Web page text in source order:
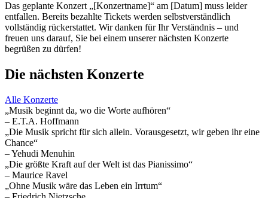
Das geplante Konzert „[Konzertname]“ am [Datum] muss leider
entfallen. Bereits bezahlte Tickets werden selbstverständlich
vollständig rückerstattet. Wir danken für Ihr Verständnis – und
freuen uns darauf, Sie bei einem unserer nächsten Konzerte
begrüßen zu dürfen!
Die nächsten Konzerte
Alle Konzerte
„Musik beginnt da, wo die Worte aufhören“
– E.T.A. Hoffmann
„Die Musik spricht für sich allein. Vorausgesetzt, wir geben ihr eine
Chance“
– Yehudi Menuhin
„Die größte Kraft auf der Welt ist das Pianissimo“
– Maurice Ravel
„Ohne Musik wäre das Leben ein Irrtum“